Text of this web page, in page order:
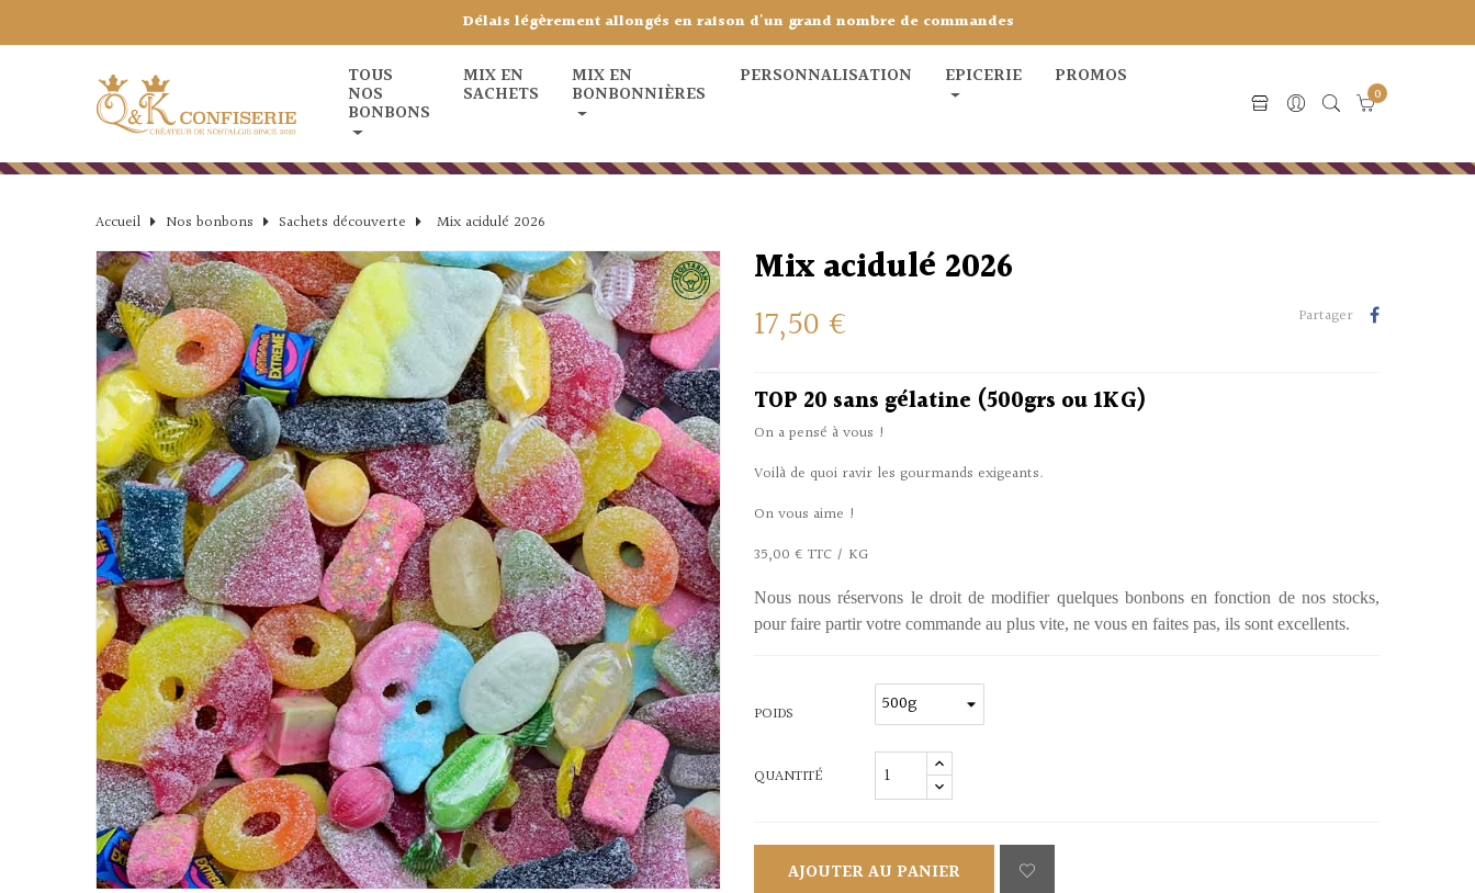
Délais légèrement allongés en raison d'un grand nombre de commandes
TOUS
NOS
BONBONS
MIX EN
SACHETS
MIX EN
BONBONNIÈRES
PERSONNALISATION EPICERIE PROMOS
0
Accueil Nos bonbons Sachets découverte Mix acidulé 2026
Mix acidulé 2026
17,50 €
Partager
TOP 20 sans gélatine (500grs ou 1KG)
On a pensé à vous !
Voilà de quoi ravir les gourmands exigeants.
On vous aime !
35,00 € TTC / KG
Nous nous réservons le droit de modifier quelques bonbons en fonction de nos stocks,
pour faire partir votre commande au plus vite, ne vous en faites pas, ils sont excellents.
POIDS
QUANTITÉ
AJOUTER AU PANIER